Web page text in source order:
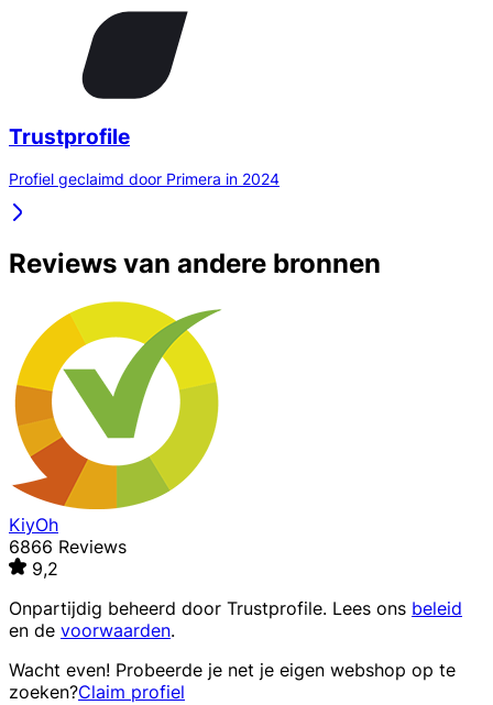
Trustprofile
Profiel geclaimd door Primera in 2024
Reviews van andere bronnen
KiyOh
6866 Reviews
9,2
Onpartijdig beheerd door Trustprofile. Lees ons beleid
en de voorwaarden.
Wacht even! Probeerde je net je eigen webshop op te
zoeken?Claim profiel